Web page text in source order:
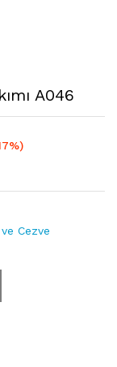
A046
Cezve